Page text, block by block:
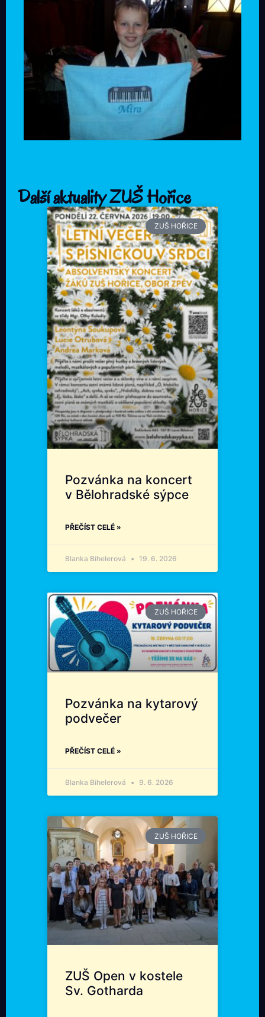
Další aktuality ZUŠ Hořice
ZUŠ HOŘICE
Pozvánka na koncert
v Bělohradské sýpce
PŘEČÍST CELÉ »
Blanka Bihelerová 19. 6. 2026
ZUŠ HOŘICE
Pozvánka na kytarový
podvečer
PŘEČÍST CELÉ »
Blanka Bihelerová 9. 6. 2026
ZUŠ HOŘICE
ZUŠ Open v kostele
Sv. Gotharda